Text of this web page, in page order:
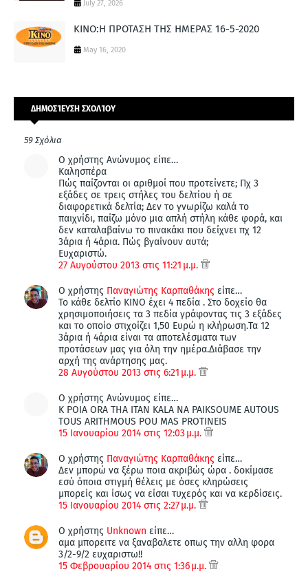
July 27, 2026
ΚΙΝΟ:Η ΠΡΟΤΑΣΗ ΤΗΣ ΗΜΕΡΑΣ 16-5-2020
May 16, 2020
ΔΗΜΟΣΊΕΥΣΗ ΣΧΟΛΊΟΥ
59 Σχόλια
Ο χρήστης Ανώνυμος είπε…
Καλησπέρα
Πώς παίζονται οι αριθμοί που προτείνετε; Πχ 3
εξάδες σε τρεις στήλες του δελτίου ή σε
διαφορετικά δελτία; Δεν το γνωρίζω καλά το
παιχνίδι, παίζω μόνο μια απλή στήλη κάθε φορά, και
δεν καταλαβαίνω το πινακάκι που δείχνει πχ 12
3άρια ή 4άρια. Πώς βγαίνουν αυτά;
Ευχαριστώ.
27 Αυγούστου 2013 στις 11:21 μ.μ.
Ο χρήστης Παναγιώτης Καρπαθάκης είπε…
Το κάθε δελτίο ΚΙΝΟ έχει 4 πεδία . Στο δοχείο θα
χρησιμοποιήσεις τα 3 πεδία γράφοντας τις 3 εξάδες
και το οποίο στιχοίζει 1,50 Ευρώ η κλήρωση.Τα 12
3άρια ή 4άρια είναι τα αποτελέσματα των
προτάσεων μας για όλη την ημέρα.Διάβασε την
αρχή της ανάρτησης μας.
28 Αυγούστου 2013 στις 6:21 μ.μ.
Ο χρήστης Ανώνυμος είπε…
K POIA ORA THA ITAN KALA NA PAIKSOUME AUTOUS
TOUS ARITHMOUS POU MAS PROTINEIS
15 Ιανουαρίου 2014 στις 12:03 μ.μ.
Ο χρήστης Παναγιώτης Καρπαθάκης είπε…
Δεν μπορώ να ξέρω ποια ακριβώς ώρα . δοκίμασε
εσύ όποια στιγμή θέλεις με όσες κληρώσεις
μπορείς και ίσως να είσαι τυχερός και να κερδίσεις.
15 Ιανουαρίου 2014 στις 2:27 μ.μ.
Ο χρήστης Unknown είπε…
αμα μπορειτε να ξαναβαλετε οπως την αλλη φορα
3/2-9/2 ευχαριστω!!
15 Φεβρουαρίου 2014 στις 1:36 μ.μ.